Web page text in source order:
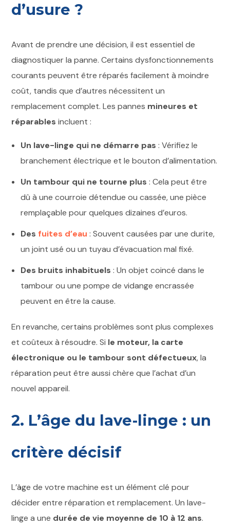
d’usure ?
Avant de prendre une décision, il est essentiel de
diagnostiquer la panne. Certains dysfonctionnements
courants peuvent être réparés facilement à moindre
coût, tandis que d’autres nécessitent un
remplacement complet. Les pannes mineures et
réparables incluent :
Un lave-linge qui ne démarre pas : Vérifiez le
branchement électrique et le bouton d’alimentation.
Un tambour qui ne tourne plus : Cela peut être
dû à une courroie détendue ou cassée, une pièce
remplaçable pour quelques dizaines d’euros.
Des fuites d’eau : Souvent causées par une durite,
un joint usé ou un tuyau d’évacuation mal fixé.
Des bruits inhabituels : Un objet coincé dans le
tambour ou une pompe de vidange encrassée
peuvent en être la cause.
En revanche, certains problèmes sont plus complexes
et coûteux à résoudre. Si le moteur, la carte
électronique ou le tambour sont défectueux, la
réparation peut être aussi chère que l’achat d’un
nouvel appareil.
2. L’âge du lave-linge : un
critère décisif
L’âge de votre machine est un élément clé pour
décider entre réparation et remplacement. Un lave-
linge a une durée de vie moyenne de 10 à 12 ans.